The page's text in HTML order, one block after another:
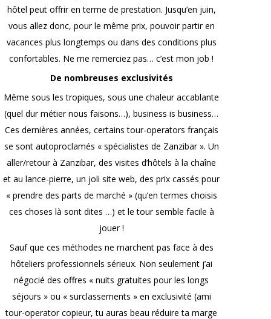
hôtel peut offrir en terme de prestation. Jusqu’en juin,
vous allez donc, pour le même prix, pouvoir partir en
vacances plus longtemps ou dans des conditions plus
confortables. Ne me remerciez pas… c’est mon job !
De nombreuses exclusivités
Même sous les tropiques, sous une chaleur accablante
(quel dur métier nous faisons…), business is business…
Ces dernières années, certains tour-operators français
se sont autoproclamés « spécialistes de Zanzibar ». Un
aller/retour à Zanzibar, des visites d’hôtels à la chaîne
et au lance-pierre, un joli site web, des prix cassés pour
« prendre des parts de marché » (qu’en termes choisis
ces choses là sont dites …) et le tour semble facile à
jouer !
Sauf que ces méthodes ne marchent pas face à des
hôteliers professionnels sérieux. Non seulement j’ai
négocié des offres « nuits gratuites pour les longs
séjours » ou « surclassements » en exclusivité (ami
tour-operator copieur, tu auras beau réduire ta marge